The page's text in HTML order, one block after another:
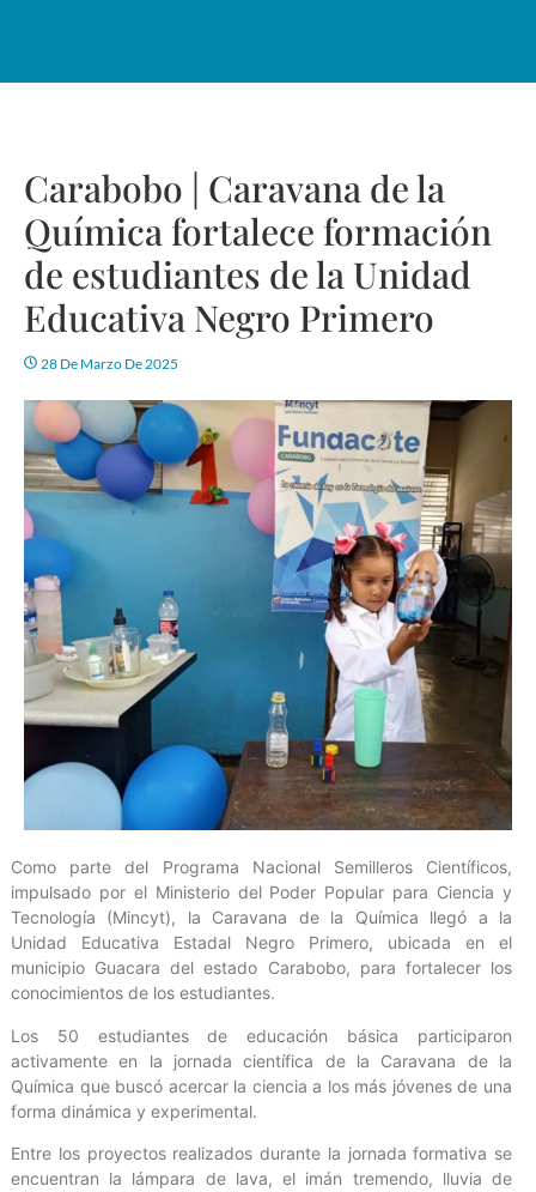
Carabobo | Caravana de la
Química fortalece formación
de estudiantes de la Unidad
Educativa Negro Primero
28 De Marzo De 2025
Como parte del Programa Nacional Semilleros Científicos,
impulsado por el Ministerio del Poder Popular para Ciencia y
Tecnología (Mincyt), la Caravana de la Química llegó a la
Unidad Educativa Estadal Negro Primero, ubicada en el
municipio Guacara del estado Carabobo, para fortalecer los
conocimientos de los estudiantes.
Los 50 estudiantes de educación básica participaron
activamente en la jornada científica de la Caravana de la
Química que buscó acercar la ciencia a los más jóvenes de una
forma dinámica y experimental.
Entre los proyectos realizados durante la jornada formativa se
encuentran la lámpara de lava, el imán tremendo, lluvia de